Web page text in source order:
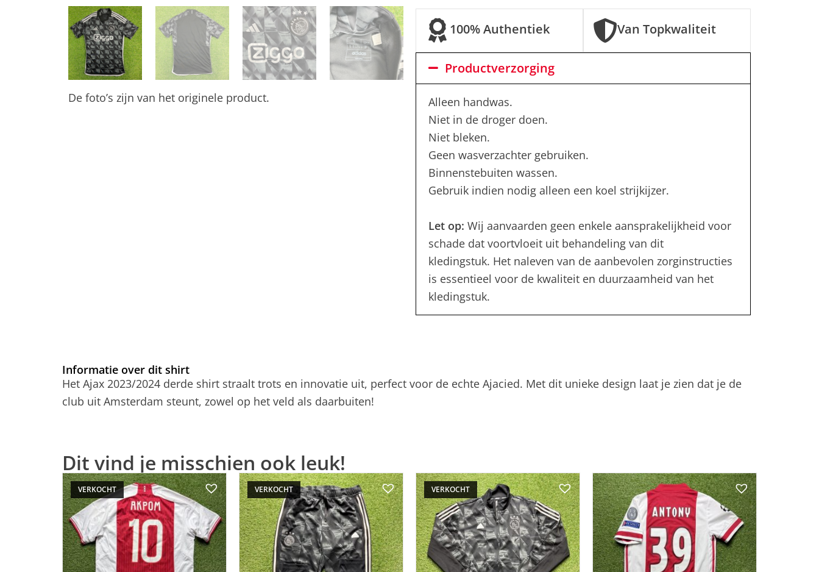
De foto’s zijn van het originele product.
100% Authentiek Van Topkwaliteit
Productverzorging
Alleen handwas.
Niet in de droger doen.
Niet bleken.
Geen wasverzachter gebruiken.
Binnenstebuiten wassen.
Gebruik indien nodig alleen een koel strijkijzer.
Let op: Wij aanvaarden geen enkele aansprakelijkheid voor
schade dat voortvloeit uit behandeling van dit
kledingstuk. Het naleven van de aanbevolen zorginstructies
is essentieel voor de kwaliteit en duurzaamheid van het
kledingstuk.
Informatie over dit shirt
Het Ajax 2023/2024 derde shirt straalt trots en innovatie uit, perfect voor de echte Ajacied. Met dit unieke design laat je zien dat je de
club uit Amsterdam steunt, zowel op het veld als daarbuiten!
Dit vind je misschien ook leuk!
VERKOCHT VERKOCHT VERKOCHT